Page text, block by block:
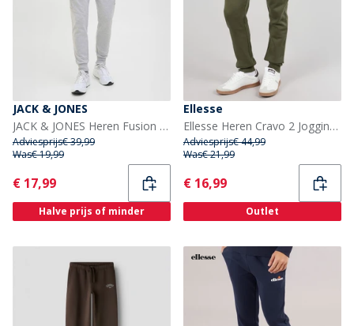
JACK & JONES
JACK & JONES Heren Fusion Joggers Light Grey Melange
Adviesprijs€ 39,99
Was€ 19,99
Current
€ 17,99
Halve prijs of minder
Ellesse
Ellesse Heren Cravo 2 Joggingbroeken Khaki
Adviesprijs€ 44,99
Was€ 21,99
Current
€ 16,99
Outlet